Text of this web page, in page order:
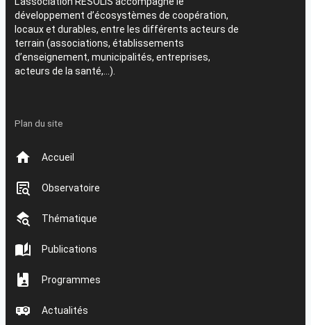
développement d’écosystèmes de coopération,
locaux et durables, entre les différents acteurs de
terrain (associations, établissements
d’enseignement, municipalités, entreprises,
acteurs de la santé,…).
Plan du site
Accueil
Observatoire
Thématique
Publications
Programmes
Actualités